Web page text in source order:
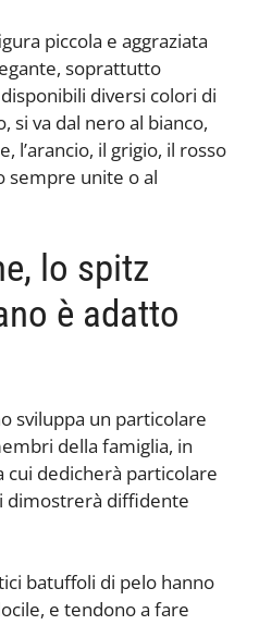
piccola e aggraziata
soprattutto
diversi colori di
si va dal nero al bianco,
l’arancio, il grigio, il rosso
sempre unite o al
lo spitz
è adatto
sviluppa un particolare
della famiglia, in
cui dedicherà particolare
dimostrerà diffidente
batuffoli di pelo hanno
e tendono a fare